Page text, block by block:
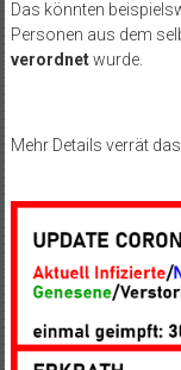
Das könnten
Personen aus dem
verordnetwurde.
Mehr Details verrät